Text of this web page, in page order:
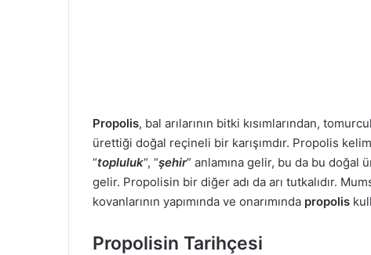
Propolis, bal arılarının bitki kısımlarından,
ürettiği doğal reçineli bir karışımdır. Propolis
“topluluk“, “şehir” anlamına gelir, bu da bu doğal
gelir. Propolisin bir diğer adı da arı tutkalıdır.
kovanlarının yapımında ve onarımında propolis
Propolisin Tarihçesi